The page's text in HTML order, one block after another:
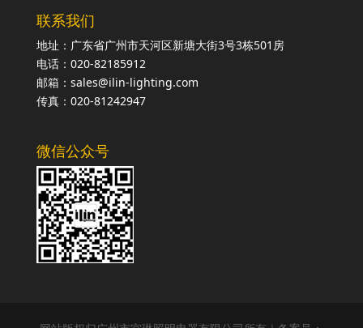
联系我们
地址：广东省广州市天河区新塘大街3号3栋501房
电话：020-82185912
邮箱：sales@ilin-lighting.com
传真：020-81242947
微信公众号